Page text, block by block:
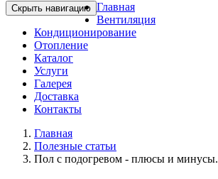
Скрыть навигацию Главная
Вентиляция
Кондиционирование
Отопление
Каталог
Услуги
Галерея
Доставка
Контакты
Главная
Полезные статьи
Пол с подогревом - плюсы и минусы.